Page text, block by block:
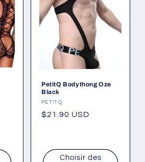
PetitQ Bodythong Oze
Black
Fournisseur :
PETITQ
Prix
$21.90 USD
Choisir des